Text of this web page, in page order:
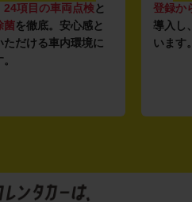
24項目の車両点検と
菌を徹底。安心感と
だける車内環境に
登録か
導入し
います